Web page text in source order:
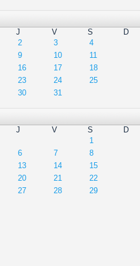
J V S
D
2 3
4
9 10
11
16 17
18
23 24
25
30 31
J V S
D
1
6 7
8
13 14
15
20 21
22
27 28
29